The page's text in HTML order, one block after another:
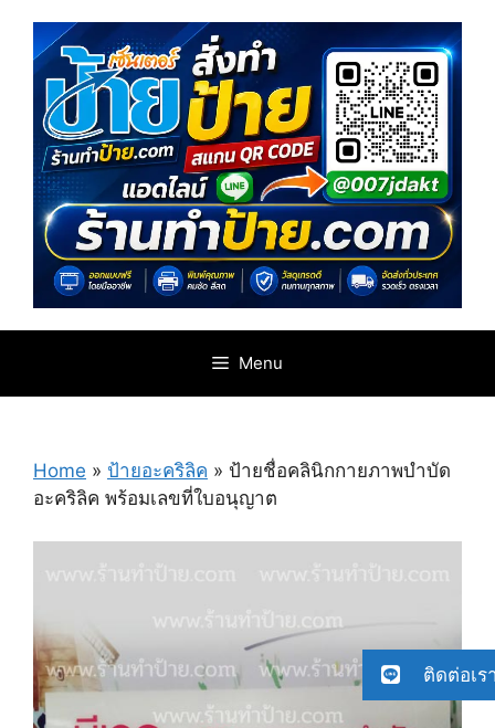
content
Menu
Home » ป้ายอะคริลิค » ป้ายชื่อคลินิกกายภาพบำบัด
อะคริลิค พร้อมเลขที่ใบอนุญาต
ติดต่อเร